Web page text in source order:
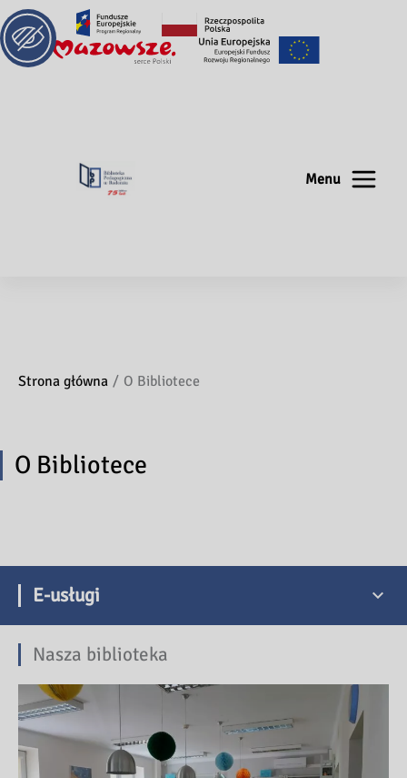
Menu
Strona główna O Bibliotece
O Bibliotece
E-usługi
Nasza biblioteka